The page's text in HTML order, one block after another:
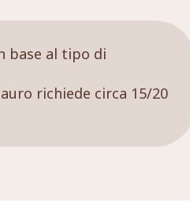
base al tipo di
richiede circa 15/20